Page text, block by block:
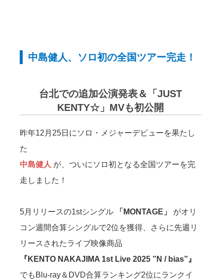
中島健人、ソロ初の全国ツアー完走！
台北での追加公演発表＆「JUST
KENTY☆」MVも初公開
昨年12月25日にソロ・メジャーデビューを果たし
た
中島健人 が、ついにソロ初となる全国ツアーを完
走しました！
5月リリースの1stシングル 「MONTAGE」
がオリ
コン週間合算シングルで2位を獲得、さらに先週リ
リースされたライブ映像商品
『KENTO NAKAJIMA 1st Live 2025 ”N / bias”』
でもBlu-ray＆DVD合算ランキング2位にランクイ